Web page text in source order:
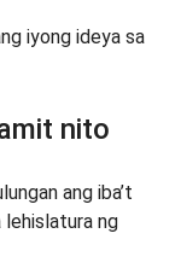
iyong ideya sa
nito
ang iba’t
lehislatura ng